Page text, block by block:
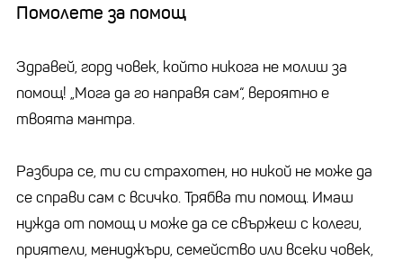
Помолете за помощ
Здравей, горд човек, който никога не молиш за
помощ! „Мога да го направя сам“, вероятно е
твоята мантра.
Разбира се, ти си страхотен, но никой не може да
се справи сам с всичко. Трябва ти помощ. Имаш
нужда от помощ и може да се свържеш с колеги,
приятели, мениджъри, семейство или всеки човек,